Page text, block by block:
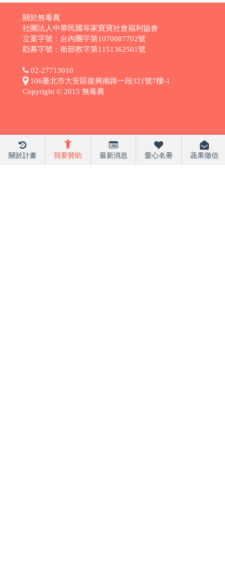
關於計畫 我要贊助 最新消息 愛心名冊 蔬果徵信
關於無毒農
社團法人中華民國等家寶寶社會福利協會
立案字號：台內團字第1070087702號
勸募字號：衛部救字第1151362501號
02-27713010
106臺北市大安區復興南路一段321號7樓-1
Copyright © 2015 無毒農